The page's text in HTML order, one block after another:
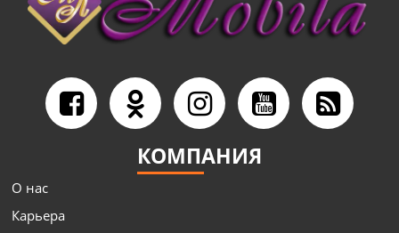
КОМПАНИЯ
О нас
Карьера